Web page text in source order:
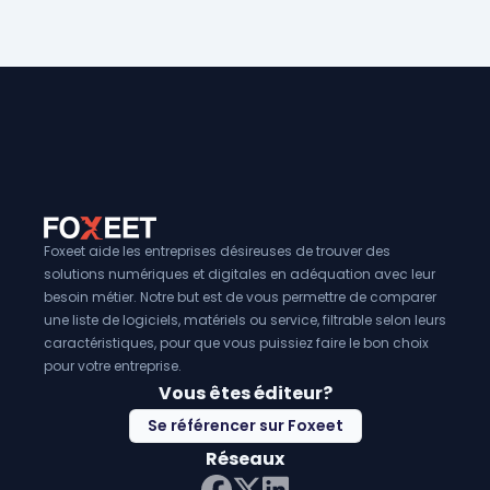
envers la durabilité et la protection de l'environnement.
Foxeet aide les entreprises désireuses de trouver des
solutions numériques et digitales en adéquation avec leur
besoin métier. Notre but est de vous permettre de comparer
une liste de logiciels, matériels ou service, filtrable selon leurs
caractéristiques, pour que vous puissiez faire le bon choix
pour votre entreprise.
Vous êtes éditeur?
Se référencer sur Foxeet
Réseaux